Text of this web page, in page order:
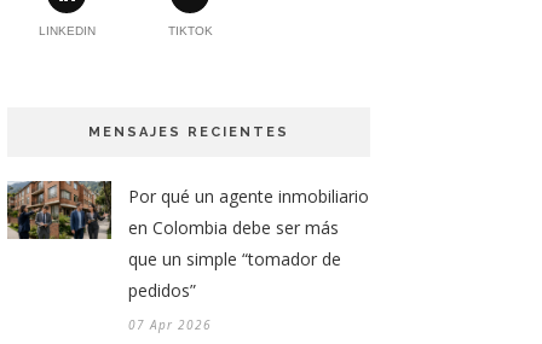
LINKEDIN TIKTOK
MENSAJES RECIENTES
Por qué un agente inmobiliario
en Colombia debe ser más
que un simple “tomador de
pedidos”
07 Apr 2026